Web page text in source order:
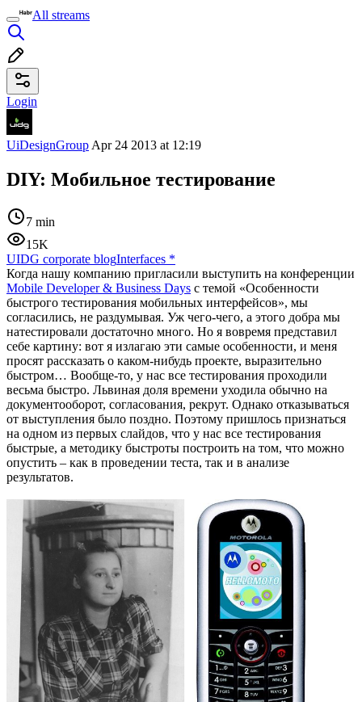
All streams
Login
UiDesignGroup Apr 24 2013 at 12:19
DIY: Мобильное тестирование
7 min
15K
UIDG corporate blogInterfaces *
Когда нашу компанию пригласили выступить на конференции
Mobile Developer & Business Days с темой «Особенности
быстрого тестирования мобильных интерфейсов», мы
согласились, не раздумывая. Уж чего-чего, а этого добра мы
натестировали достаточно много. Но я вовремя представил
себе картину: вот я излагаю эти самые особенности, и меня
просят рассказать о каком-нибудь проекте, выразительно
быстром… Вообще-то, у нас все тестирования проходили
весьма быстро. Львиная доля времени уходила обычно на
документооборот, согласования, рекрут. Однако отказываться
от выступления было поздно. Поэтому пришлось признаться
на одном из первых слайдов, что у нас все тестирования
быстрые, а методику быстроты построить на том, что можно
опустить – как в проведении теста, так и в анализе
результатов.